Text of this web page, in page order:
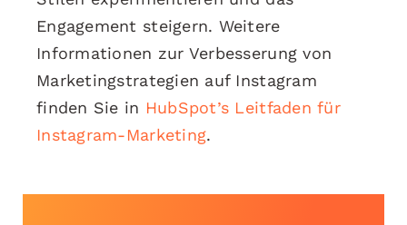
Engagement steigern. Weitere
Informationen zur Verbesserung von
Marketingstrategien auf Instagram
finden Sie in HubSpot’s Leitfaden für
Instagram-Marketing.